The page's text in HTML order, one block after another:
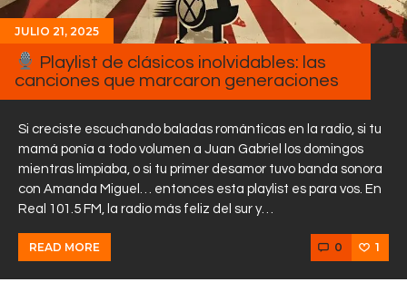
Contactos
JULIO 21, 2025
Playlist de clásicos inolvidables: las
canciones que marcaron generaciones
Si creciste escuchando baladas románticas en la radio, si tu
mamá ponía a todo volumen a Juan Gabriel los domingos
mientras limpiaba, o si tu primer desamor tuvo banda sonora
con Amanda Miguel… entonces esta playlist es para vos. En
Real 101.5 FM, la radio más feliz del sur y…
READ MORE 0 1